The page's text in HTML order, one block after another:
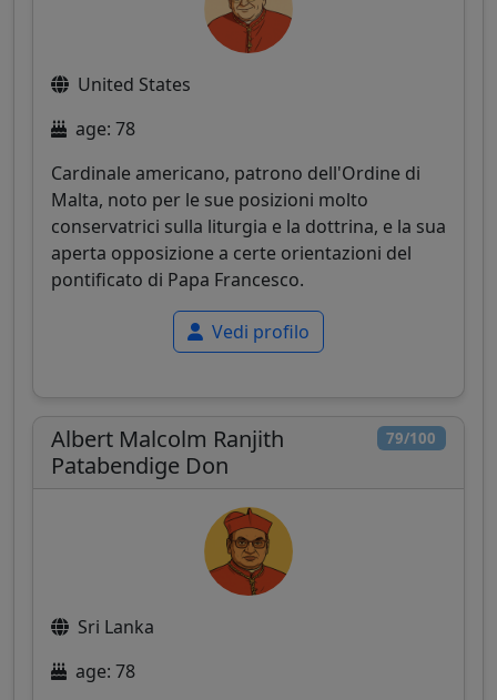
United States
age: 78
Cardinale americano, patrono dell'Ordine di
Malta, noto per le sue posizioni molto
conservatrici sulla liturgia e la dottrina, e la sua
aperta opposizione a certe orientazioni del
pontificato di Papa Francesco.
Vedi profilo
79/100
Albert Malcolm Ranjith
Patabendige Don
Sri Lanka
age: 78